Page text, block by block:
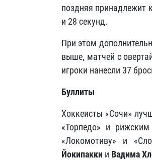
поздняя принадлежит
и 28 секунд.
При этом
выше, матчей с
игроки нанесли 37
Буллиты
Хоккеисты «Сочи»
«Торпедо» и
«Локомотиву» и
Йокипакки и Вадима